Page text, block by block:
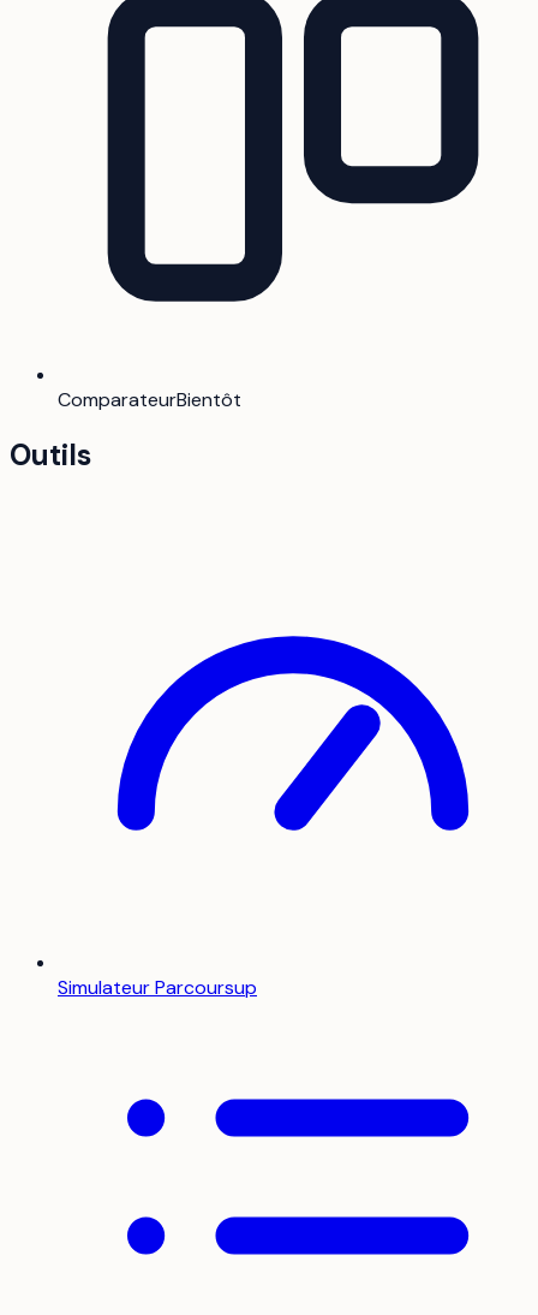
ComparateurBientôt
Outils
Simulateur Parcoursup